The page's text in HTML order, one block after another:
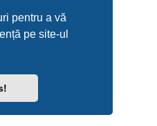
pentru a vă
pe site-ul